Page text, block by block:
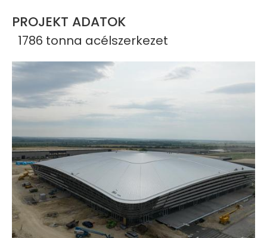
PROJEKT ADATOK
1786 tonna acélszerkezet